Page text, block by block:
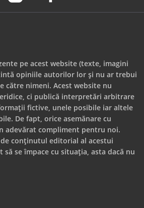
pe acest website (texte, imagini
opiniile autorilor lor și nu ar trebui
către nimeni. Acest website nu
ci publică interpretări arbitrare
fictive, unele posibile iar altele
De fapt, orice asemănare cu
adevărat compliment pentru noi.
conținutul editorial al acestui
să se împace cu situația, asta dacă nu